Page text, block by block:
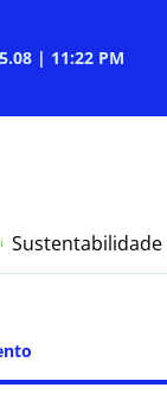
| 11:22 PM
Sustentabilidade